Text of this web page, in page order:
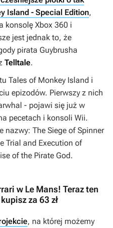
Island - Special Edition,
konsolę Xbox 360 i
jest jednak to, że
pirata Guybrusha
Telltale.
Tales of Monkey Island i
epizodów. Pierwszy z nich
- pojawi się już w
pecetach i konsoli Wii.
nazwy: The Siege of Spinner
Trial and Execution of
of the Pirate God.
w Le Mans! Teraz ten
za 63 zł
, na której możemy